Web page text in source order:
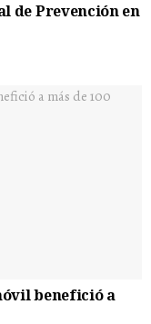
de Prevención en
benefició a